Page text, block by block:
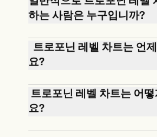
하는 사람은 누구입니까?
최근 심장 마비가 의심되는
또는 병원 응급실에서 일하
가장 일반적으로 이 검사를
트로포닌 레벨 차트는 언
요?
트로포닌 수치 차트는 일반
마비 진단에 도움이 되는 임
전도 검사와 함께 사용됩니
질환이나 손상이 의심되는
트로포닌 레벨 차트는 어
요?
의료 전문가들은 트로포닌